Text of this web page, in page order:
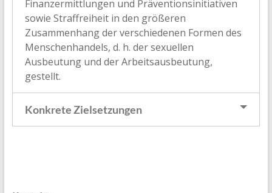
Finanzermittlungen und Präventionsinitiativen
sowie Straffreiheit in den größeren
Zusammenhang der verschiedenen Formen des
Menschenhandels, d. h. der sexuellen
Ausbeutung und der Arbeitsausbeutung,
gestellt.
Konkrete Zielsetzungen